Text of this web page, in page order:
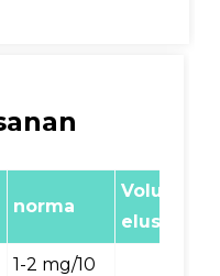
norma
Volume
elusi
1-2 mg/10